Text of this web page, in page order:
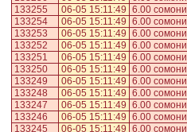
133255
06-05 15:11:49 6.00 сомони
133254
06-05 15:11:49 6.00 сомони
133253
06-05 15:11:49 6.00 сомони
133252
06-05 15:11:49 6.00 сомони
133251
06-05 15:11:49 6.00 сомони
133250
06-05 15:11:49 6.00 сомони
133249
06-05 15:11:49 6.00 сомони
133248
06-05 15:11:49 6.00 сомони
133247
06-05 15:11:49 6.00 сомони
133246
06-05 15:11:49 6.00 сомони
133245
06-05 15:11:49 6.00 сомони